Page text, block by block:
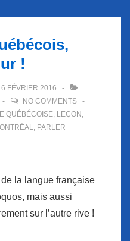
!
6 FÉVRIER 2016
NO COMMENTS
QUÉBÉCOISE, LEÇON ,
, PARLER
la langue française
mais aussi
sur l’autre rive !